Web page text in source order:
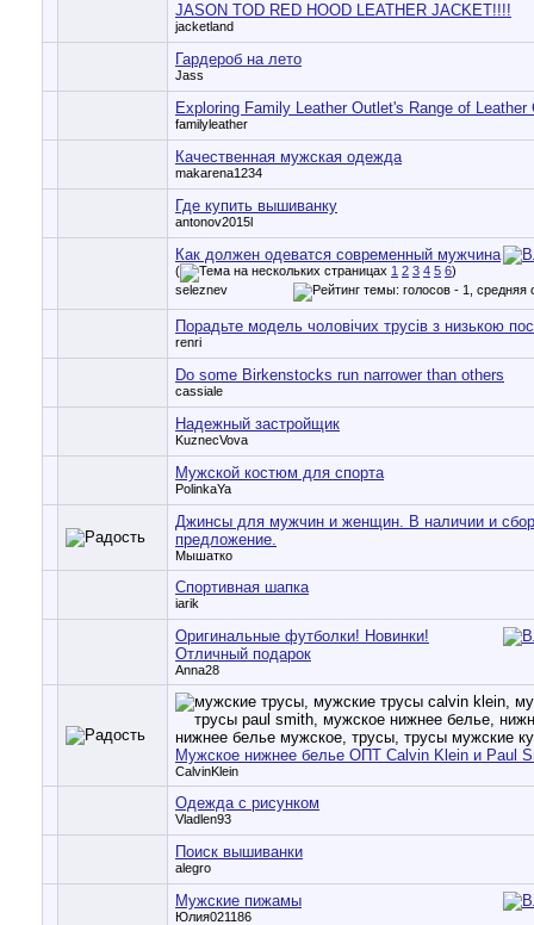
JASON TOD RED HOOD LEATHER JACKET!!!!
jacketland
Гардероб на лето
Jass
Exploring Family Leather Outlet's Range of Leather
familyleather
Качественная мужская одежда
makarena1234
Где купить вышиванку
antonov2015l
Как должен одеватся современный мужчина
( 1 2 3 4 5 6)
seleznev
Порадьте модель чоловічих трусів з низькою
renri
Do some Birkenstocks run narrower than others
cassiale
Надежный застройщик
KuznecVova
Мужской костюм для спорта
PolinkaYa
Джинсы для мужчин и женщин. В наличии и
предложение.
Мышатко
Спортивная шапка
iarik
Оригинальные футболки! Новинки!
Отличный подарок
Anna28
Мужское нижнее белье ОПТ Calvin Klein и Paul
CalvinKlein
Одежда с рисунком
Vladlen93
Поиск вышиванки
alegro
Мужские пижамы
Юлия021186